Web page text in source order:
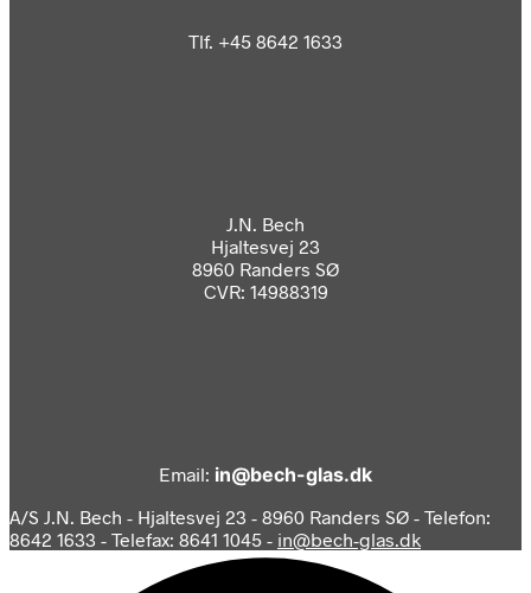
på
Tlf. +45 8642 1633
J.N. Bech
Hjaltesvej 23
8960 Randers SØ
CVR: 14988319
Email: in@bech-glas.dk
A/S J.N. Bech - Hjaltesvej 23 - 8960 Randers SØ - Telefon:
8642 1633 - Telefax: 8641 1045 - in@bech-glas.dk